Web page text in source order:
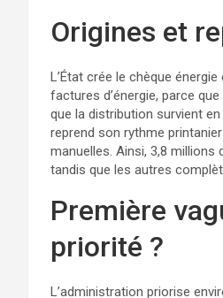
Origines et
L’État crée le chèque
factures d’énergie, parce
que la distribution survient
reprend son rythme
manuelles. Ainsi, 3,8
tandis que les autres
Première
priorité ?
L’administration priorise